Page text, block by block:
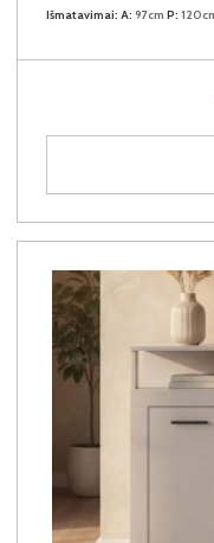
Išmatavimai: A: 97cm P: